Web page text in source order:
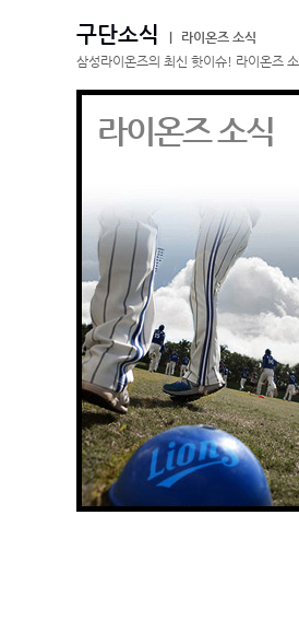
구단소식
라이온즈 소식
삼성라이온즈의 최신 핫이슈! 라이온즈
라이온즈 소식